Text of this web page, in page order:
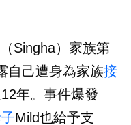
Singha）家族第
自己遭身為家族接
年。事件爆發
Mild也給予支